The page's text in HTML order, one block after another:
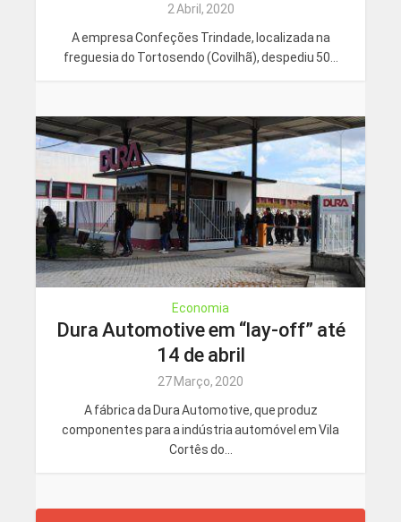
2 Abril, 2020
A empresa Confeções Trindade, localizada na
freguesia do Tortosendo (Covilhã), despediu 50...
Economia
Dura Automotive em “lay-off” até
14 de abril
27 Março, 2020
A fábrica da Dura Automotive, que produz
componentes para a indústria automóvel em Vila
Cortês do...